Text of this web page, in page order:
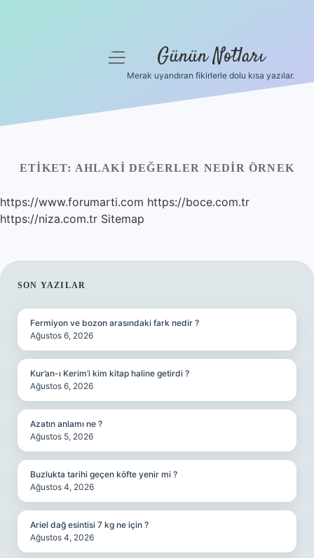
Yasal Uyarı
Hakkımızda
menüyü
Günün Notları
Merak uyandıran fikirlerle dolu kısa yazılar.
ETIKET: AHLAKI DEĞERLER NEDIR ÖRNEK
https://www.forumarti.com https://boce.com.tr
https://niza.com.tr Sitemap
SIDEBAR
SON YAZILAR
Fermiyon ve bozon arasındaki fark nedir ?
Ağustos 6, 2026
Kur’an-ı Kerim’i kim kitap haline getirdi ?
Ağustos 6, 2026
Azatın anlamı ne ?
Ağustos 5, 2026
Buzlukta tarihi geçen köfte yenir mi ?
Ağustos 4, 2026
Ariel dağ esintisi 7 kg ne için ?
Ağustos 4, 2026